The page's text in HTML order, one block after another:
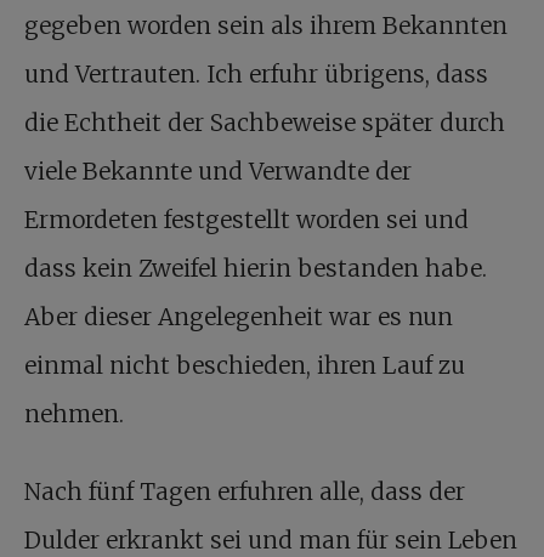
gegeben worden sein als ihrem Bekannten
und Vertrauten. Ich erfuhr übrigens, dass
die Echtheit der Sachbeweise später durch
viele Bekannte und Verwandte der
Ermordeten festgestellt worden sei und
dass kein Zweifel hierin bestanden habe.
Aber dieser Angelegenheit war es nun
einmal nicht beschieden, ihren Lauf zu
nehmen.
Nach fünf Tagen erfuhren alle, dass der
Dulder erkrankt sei und man für sein Leben